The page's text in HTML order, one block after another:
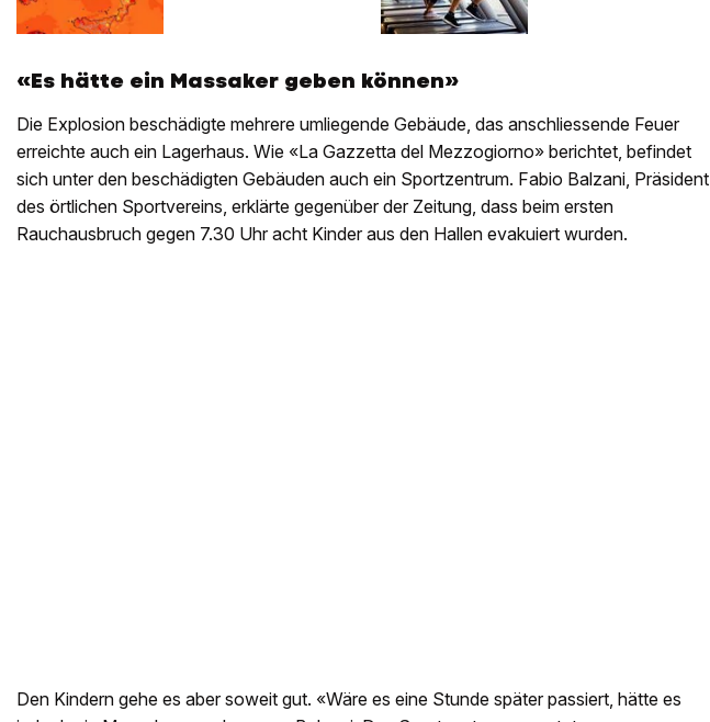
«Es hätte ein Massaker geben können»
Die Explosion beschädigte mehrere umliegende Gebäude, das anschliessende Feuer
erreichte auch ein Lagerhaus. Wie «La Gazzetta del Mezzogiorno» berichtet, befindet
sich unter den beschädigten Gebäuden auch ein Sportzentrum. Fabio Balzani, Präsident
des örtlichen Sportvereins, erklärte gegenüber der Zeitung, dass beim ersten
Rauchausbruch gegen 7.30 Uhr acht Kinder aus den Hallen evakuiert wurden.
Den Kindern gehe es aber soweit gut. «Wäre es eine Stunde später passiert, hätte es